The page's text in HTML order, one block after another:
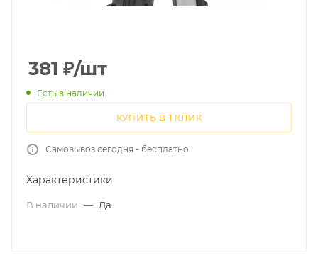
381 ₽/шт
Есть в наличии
КУПИТЬ В 1 КЛИК
Самовывоз сегодня - бесплатно
Характеристики
В наличии — Да